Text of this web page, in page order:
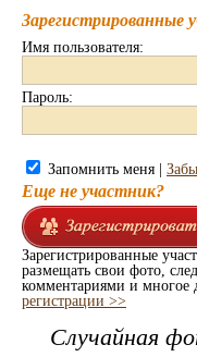
Зарегистрированные
Имя пользователя:
Пароль:
Запомнить меня |
Еще не участник?
Зарегистрированные
размещать свои фото,
комментариями и многое
регистрации >>
Случайная